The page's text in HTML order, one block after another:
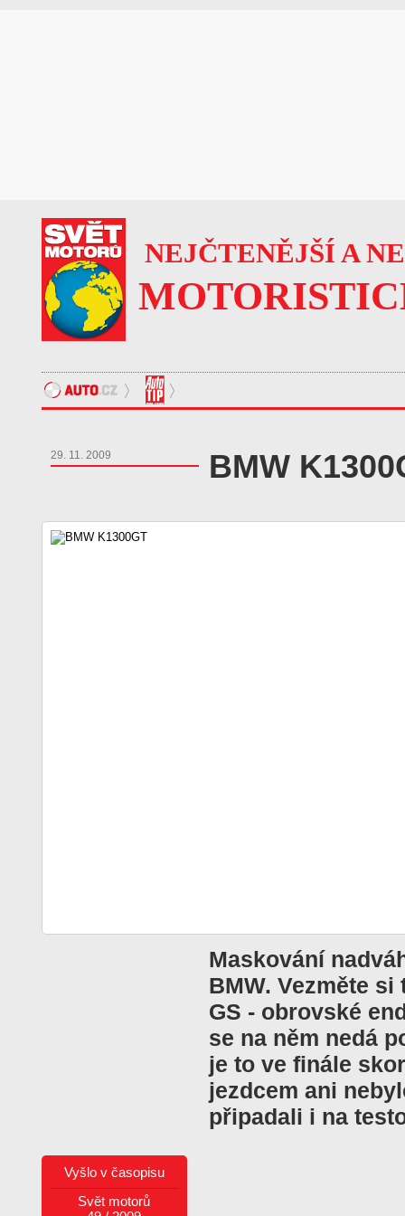
NEJČTENĚJŠÍ A
29. 11. 2009 BMW
Maskování
BMW. Vezměte
GS - obrovské
se na něm nedá
je to ve finále
jezdcem ani
připadali i na
Vyšlo v časopisu
Svět motorů